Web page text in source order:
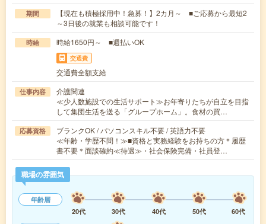
期間
【現在も積極採用中！急募！】2カ月～ ■ご応募から最短2
～3日後の就業も相談可能です！
時給 時給1650円～ ■週払いOK
交通費
交通費全額支給
仕事内容
介護関連
≪少人数施設での生活サポート≫お年寄りたちが自立を目指
して集団生活を送る「グループホーム」。食材の買…
応募資格
ブランクOK / パソコンスキル不要 / 英語力不要
≪年齢・学歴不問！≫■資格と実務経験をお持ちの方＊履歴
書不要＊面談確約≪待遇≫・社会保険完備・社員登…
職場の雰囲気
年齢層
20代
30代 40代 50代
60代